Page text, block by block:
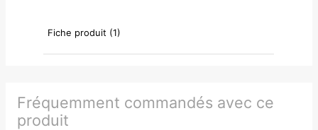
Fiche produit (1)
Fréquemment commandés avec ce
produit